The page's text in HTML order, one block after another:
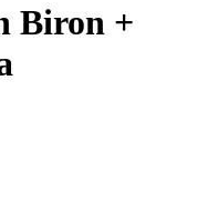
Biron +